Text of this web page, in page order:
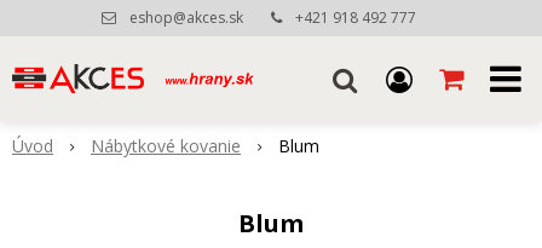
eshop@akces.sk +421 918 492 777
Úvod Nábytkové kovanie Blum
Blum